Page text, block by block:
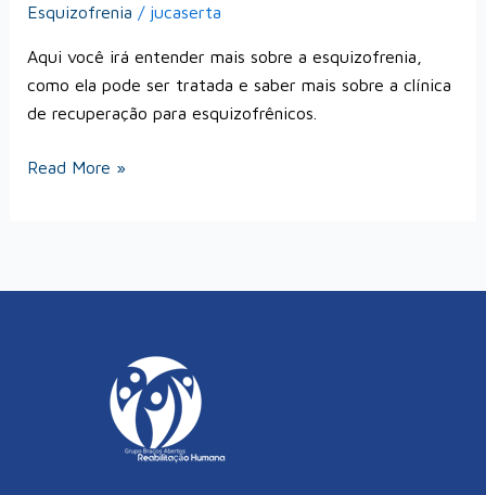
Esquizofrenia / jucaserta
Aqui você irá entender mais sobre a esquizofrenia,
como ela pode ser tratada e saber mais sobre a clínica
de recuperação para esquizofrênicos.
Read More »